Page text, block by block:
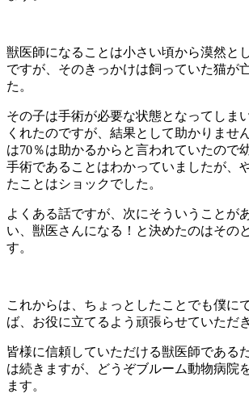
獣医師になることは小さい頃から漠然と
ですが、そのきっかけは飼っていた猫が
た。
その子は手術が必要な状態となってしま
くれたのですが、結果として助かりませ
は70％は助かるからと言われていたので
手術であることはわかっていましたが、
たことはショックでした。
よくある話ですが、次にそういうことが
い、獣医さんになる！と決めたのはその
す。
これからは、ちょっとしたことでも僕に
ば、お役に立てるよう頑張らせていただ
皆様に信頼していただける獣医師である
は続きますが、どうぞブルーム動物病院
ます。